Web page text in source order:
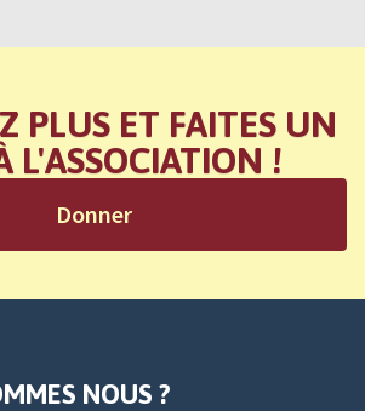
PLUS ET FAITES UN
L'ASSOCIATION !
Donner
NOUS ?